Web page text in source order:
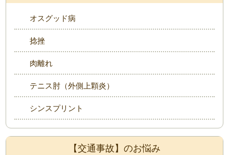
オスグッド病
捻挫
肉離れ
テニス肘（外側上顆炎）
シンスプリント
【交通事故】のお悩み